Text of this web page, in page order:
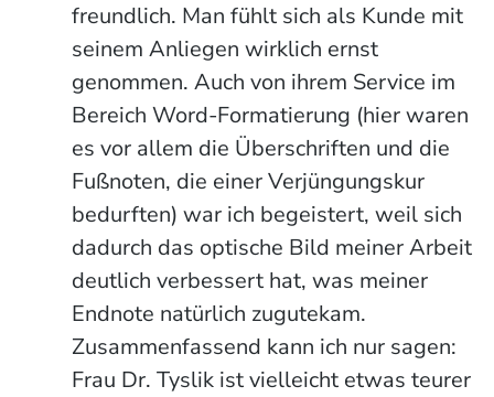
freundlich. Man fühlt sich als Kunde mit
seinem Anliegen wirklich ernst
genommen. Auch von ihrem Service im
Bereich Word-Formatierung (hier waren
es vor allem die Überschriften und die
Fußnoten, die einer Verjüngungskur
bedurften) war ich begeistert, weil sich
dadurch das optische Bild meiner Arbeit
deutlich verbessert hat, was meiner
Endnote natürlich zugutekam.
Zusammenfassend kann ich nur sagen:
Frau Dr. Tyslik ist vielleicht etwas teurer